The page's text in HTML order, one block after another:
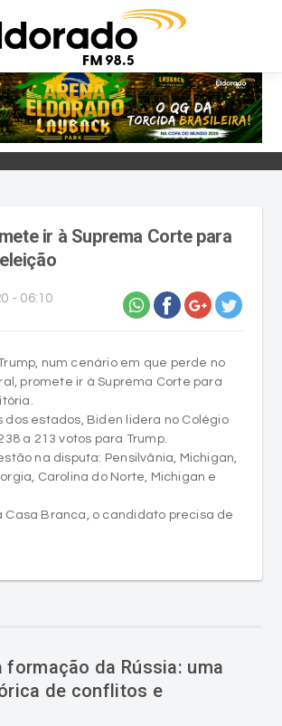
ir à Suprema Corte para
- 06:10
num cenário em que perde no
promete ir à Suprema Corte para
dos estados, Biden lidera no Colégio
a 213 votos para Trump.
na disputa: Pensilvânia, Michigan,
Carolina do Norte, Michigan e
Casa Branca, o candidato precisa de
formação da Rússia: uma
de conflitos e